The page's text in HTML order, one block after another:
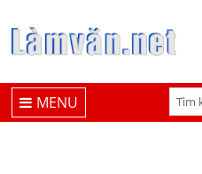
MENU